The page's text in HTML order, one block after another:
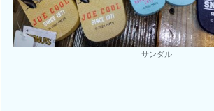
サンダル